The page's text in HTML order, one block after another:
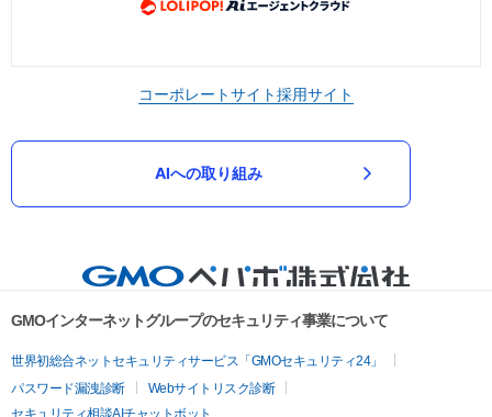
コーポレートサイト採用サイト
AIへの取り組み
GMOインターネットグループのセキュリティ事業について
世界初総合ネットセキュリティサービス「GMOセキュリティ24」
パスワード漏洩診断
Webサイトリスク診断
セキュリティ相談AIチャットボット